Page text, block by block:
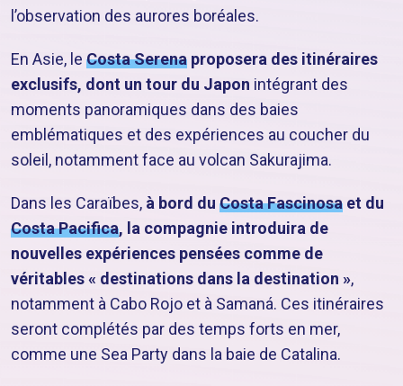
l’observation des aurores boréales.
En Asie, le Costa Serena proposera des itinéraires
exclusifs, dont un tour du Japon intégrant des
moments panoramiques dans des baies
emblématiques et des expériences au coucher du
soleil, notamment face au volcan Sakurajima.
Dans les Caraïbes, à bord du Costa Fascinosa et du
Costa Pacifica, la compagnie introduira de
nouvelles expériences pensées comme de
véritables « destinations dans la destination »,
notamment à Cabo Rojo et à Samaná. Ces itinéraires
seront complétés par des temps forts en mer,
comme une Sea Party dans la baie de Catalina.